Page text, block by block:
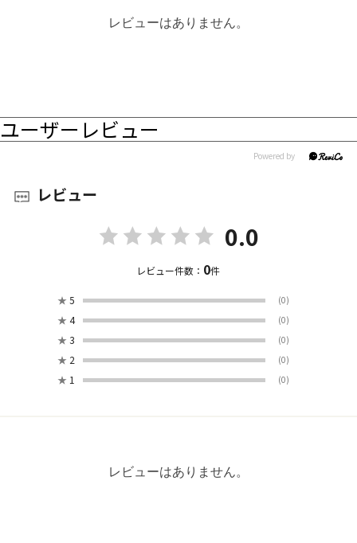
レビューはありません。
ユーザーレビュー
レビュー
0.0
レビュー件数： 0件
★ 5 (0)
★ 4 (0)
★ 3 (0)
★ 2 (0)
★ 1 (0)
レビューはありません。